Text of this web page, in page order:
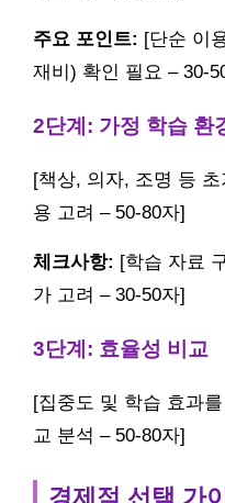
주요 포인트: [단순 이
재비) 확인 필요 – 30-
2단계: 가정 학습 환
[책상, 의자, 조명 등
용 고려 – 50-80자]
체크사항: [학습 자료
가 고려 – 30-50자]
3단계: 효율성 비교
[집중도 및 학습 효과
교 분석 – 50-80자]
경제적 선택 가